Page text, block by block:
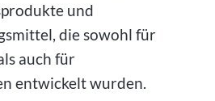
und
die sowohl für
auch für
entwickelt wurden.